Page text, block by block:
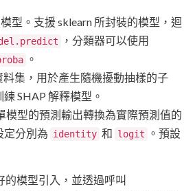
型。支援 sklearn 所封裝的模型，迴
，分類器可以使用
。
集，用於產生隨機擾動抽樣的子
SHAP 解釋模型。
模型的預測輸出轉換為實際預測值的
定分別為 identity 和 logit
。預設
模型引入，並透過呼叫